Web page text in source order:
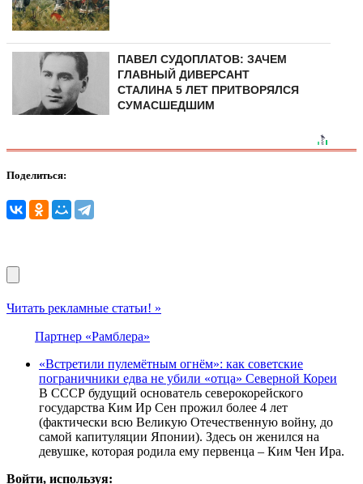
ПАВЕЛ СУДОПЛАТОВ: ЗАЧЕМ
ГЛАВНЫЙ ДИВЕРСАНТ
СТАЛИНА 5 ЛЕТ ПРИТВОРЯЛСЯ
СУМАСШЕДШИМ
Поделиться:
Читать рекламные статьи! »
Партнер «Рамблера»
«Встретили пулемётным огнём»: как советские
пограничники едва не убили «отца» Северной Кореи
В СССР будущий основатель северокорейского
государства Ким Ир Сен прожил более 4 лет
(фактически всю Великую Отечественную войну, до
самой капитуляции Японии). Здесь он женился на
девушке, которая родила ему первенца – Ким Чен Ира.
Войти, используя: